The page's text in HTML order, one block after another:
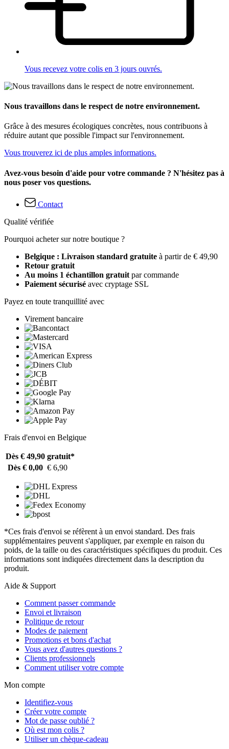
Vous recevez votre colis en 3 jours ouvrés.
Nous travaillons dans le respect de notre environnement.
Grâce à des mesures écologiques concrètes, nous contribuons à
réduire autant que possible l'impact sur l'environnement.
Vous trouverez ici de plus amples informations.
Avez-vous besoin d'aide pour votre commande ? N'hésitez pas à
nous poser vos questions.
Contact
Qualité vérifiée
Pourquoi acheter sur notre boutique ?
Belgique : Livraison standard gratuite à partir de € 49,90
Retour gratuit
Au moins 1 échantillon gratuit par commande
Paiement sécurisé avec cryptage SSL
Payez en toute tranquillité avec
Virement bancaire
Frais d'envoi en Belgique
Dès € 49,90 gratuit*
Dès € 0,00 € 6,90
*Ces frais d'envoi se réfèrent à un envoi standard. Des frais
supplémentaires peuvent s'appliquer, par exemple en raison du
poids, de la taille ou des caractéristiques spécifiques du produit. Ces
informations sont indiquées directement dans la description du
produit.
Aide & Support
Comment passer commande
Envoi et livraison
Politique de retour
Modes de paiement
Promotions et bons d'achat
Vous avez d'autres questions ?
Clients professionnels
Comment utiliser votre compte
Mon compte
Identifiez-vous
Créer votre compte
Mot de passe oublié ?
Où est mon colis ?
Utiliser un chèque-cadeau